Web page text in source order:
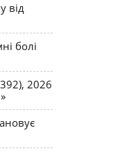
від
болі
2026